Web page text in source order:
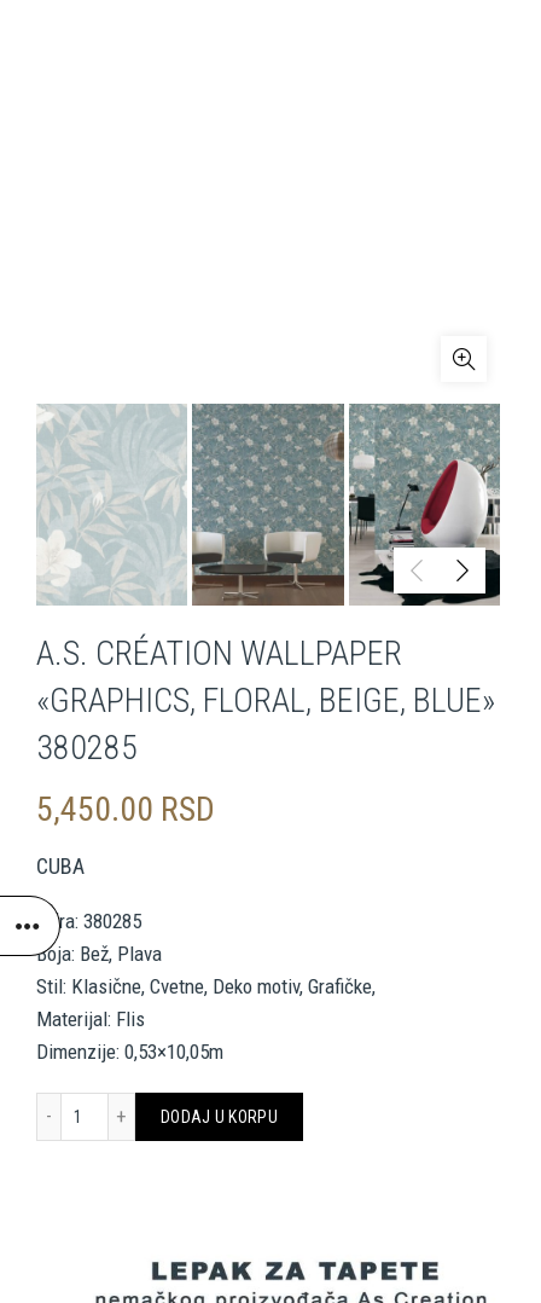
A.S. CRÉATION WALLPAPER
«GRAPHICS, FLORAL, BEIGE, BLUE»
380285
5,450.00 RSD
CUBA
Šifra: 380285
Boja: Bež, Plava
Stil: Klasične, Cvetne, Deko motiv, Grafičke,
Materijal: Flis
Dimenzije: 0,53×10,05m
DODAJ U KORPU